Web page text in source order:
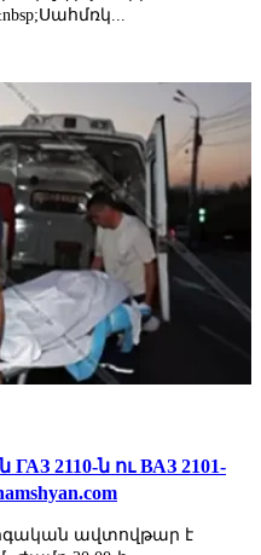
2110-ն ու ВАЗ 2101-
ավտովթար է